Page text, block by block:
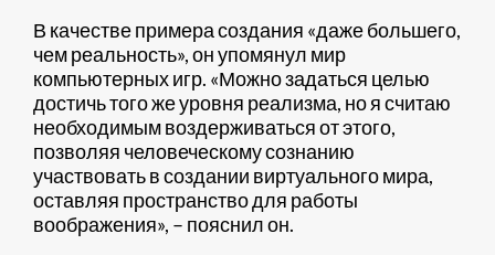
В качестве примера создания «даже большего,
чем реальность», он упомянул мир
компьютерных игр. «Можно задаться целью
достичь того же уровня реализма, но я считаю
необходимым воздерживаться от этого,
позволяя человеческому сознанию
участвовать в создании виртуального мира,
оставляя пространство для работы
воображения», – пояснил он.